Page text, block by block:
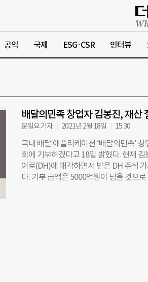
공익 국제 ESG·CSR 인터뷰
배달의민족 창업자 김봉진, 재산
문일요 기자 2021년 2월 18일 15:30
국내 배달 애플리케이션 ‘배달의민족’
회에 기부하겠다고 18일 밝혔다. 현재
어로(DH)에 매각하면서 받은 DH 주식
다. 기부 금액은 5000억원이 넘을 것으